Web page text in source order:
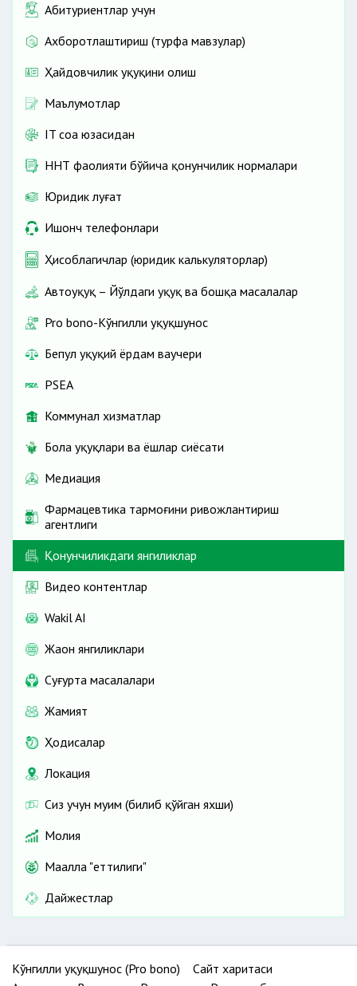
Абитуриентлар учун
Ахборотлаштириш (турфа мавзулар)
Ҳайдовчилик ҳуқуқини олиш
Маълумотлар
IT соҳа юзасидан
ННТ фаолияти бўйича қонунчилик нормалари
Юридик луғат
Ишонч телефонлари
Ҳисоблагичлар (юридик калькуляторлар)
Автоҳуқуқ – Йўлдаги ҳуқуқ ва бошқа масалалар
Pro bono-Кўнгилли ҳуқуқшунос
Бепул ҳуқуқий ёрдам ваучери
PSEA
Коммунал хизматлар
Бола ҳуқуқлари ва ёшлар сиёсати
Медиация
Фармацевтика тармоғини ривожлантириш
агентлиги
Қонунчиликдаги янгиликлар
Видео контентлар
Wakil AI
Жаҳон янгиликлари
Cуғурта масалалари
Жамият
Ҳодисалар
Локация
Сиз учун муҳим (билиб қўйган яхши)
Молия
Маҳалла "еттилиги"
Дайжестлар
Кўнгилли ҳуқуқшунос (Pro bono)
Сайт харитаси